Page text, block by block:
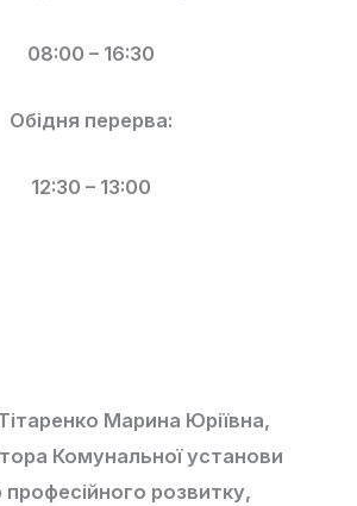
08:00 – 16:30
Обідня перерва:
12:30 – 13:00
Марина Юріївна,
Комунальної установи
професійного розвитку,